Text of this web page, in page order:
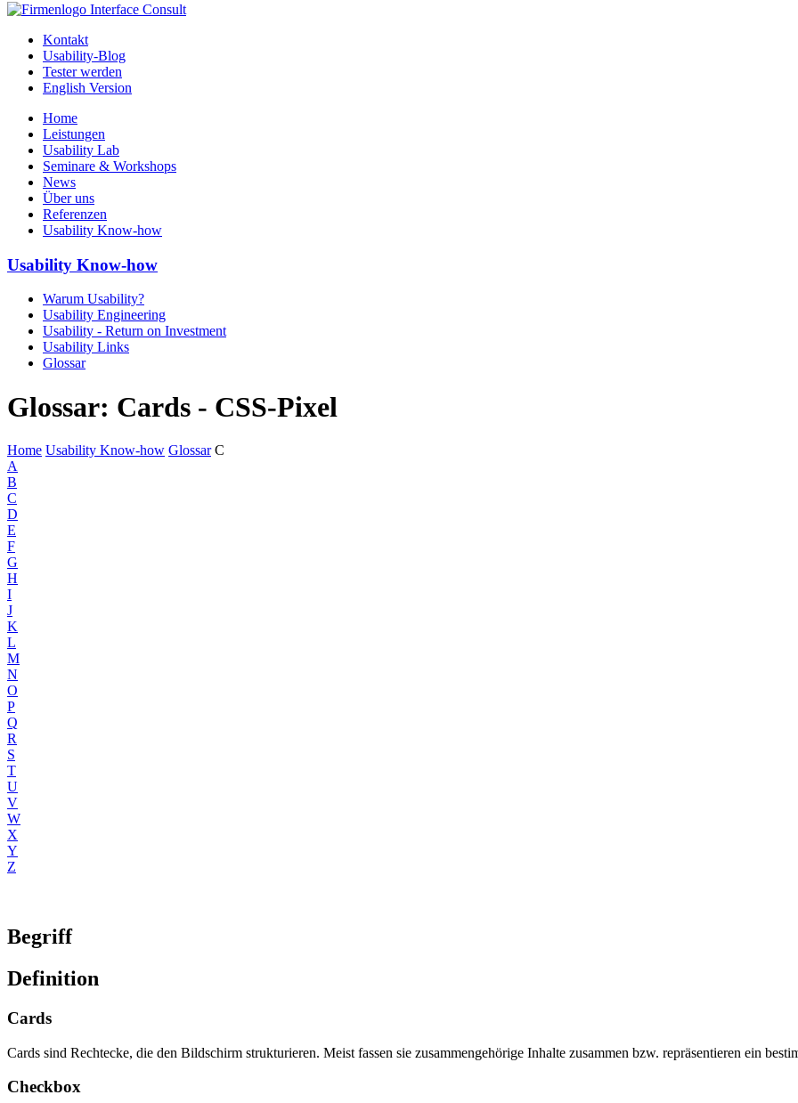
Kontakt
Usability-Blog
Tester werden
English Version
Home
Leistungen
Usability Lab
Seminare & Workshops
News
Über uns
Referenzen
Usability Know-how
Usability Know-how
Warum Usability?
Usability Engineering
Usability - Return on Investment
Usability Links
Glossar
Glossar: Cards - CSS-Pixel
Home Usability Know-how Glossar C
A
B
C
D
E
F
G
H
I
J
K
L
M
N
O
P
Q
R
S
T
U
V
W
X
Y
Z
Begriff
Definition
Cards
Cards sind Rechtecke, die den Bildschirm strukturieren. Meist fassen sie zusammengehörige Inhalte zusammen bzw. repräsentieren ein
Checkbox